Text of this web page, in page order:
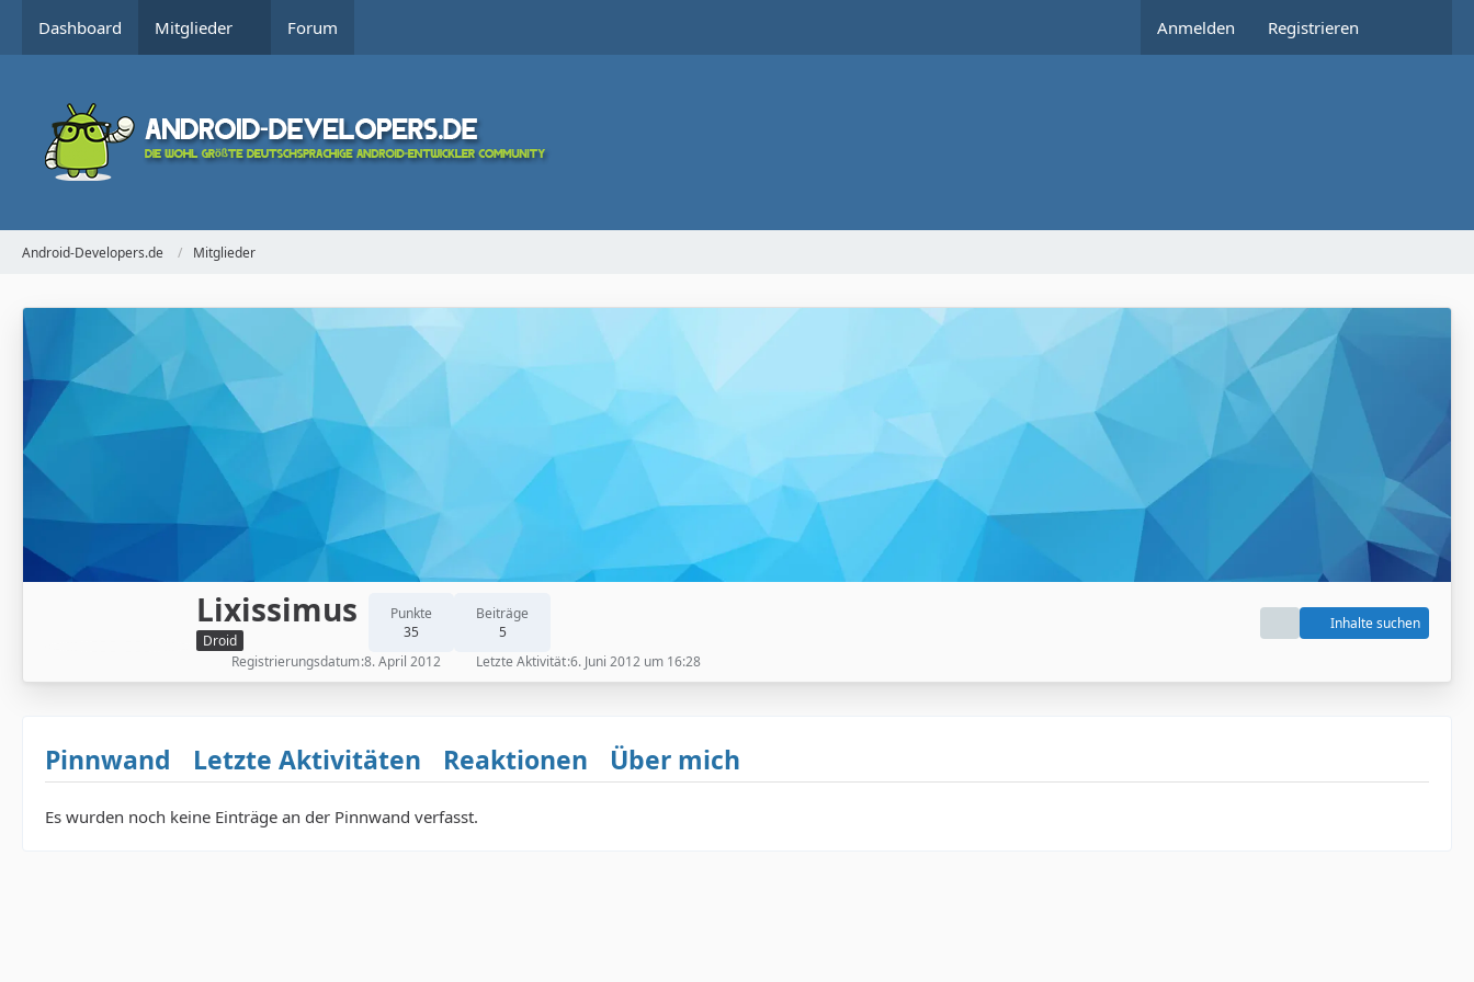
Dashboard Mitglieder Forum Anmelden Registrieren
Android-Developers.de Mitglieder
Lixissimus
Droid
Punkte
35
Beiträge
5
Inhalte suchen
Registrierungsdatum 8. April 2012 Letzte Aktivität 6. Juni 2012 um 16:28
Pinnwand Letzte Aktivitäten Reaktionen Über mich
Es wurden noch keine Einträge an der Pinnwand verfasst.